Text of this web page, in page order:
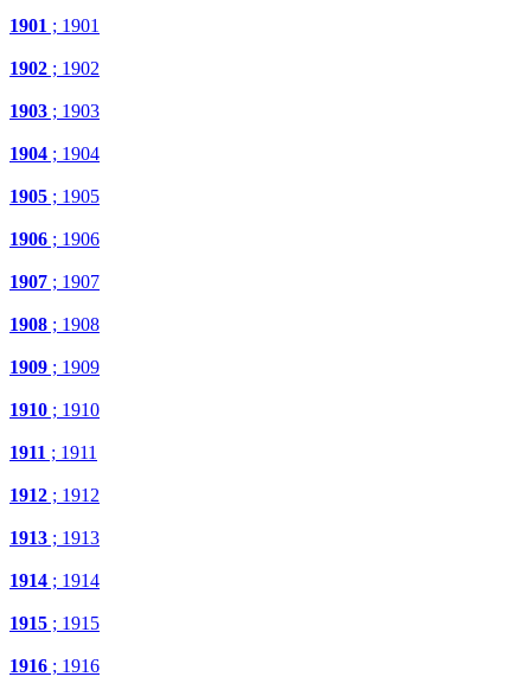
1901 ; 1901
1902 ; 1902
1903 ; 1903
1904 ; 1904
1905 ; 1905
1906 ; 1906
1907 ; 1907
1908 ; 1908
1909 ; 1909
1910 ; 1910
1911 ; 1911
1912 ; 1912
1913 ; 1913
1914 ; 1914
1915 ; 1915
1916 ; 1916